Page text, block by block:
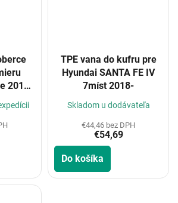
2018-
TPE vana do kufru pre
Hyundai SANTA FE IV
7míst 2018-
Skladom u dodávateľa
€44,46 bez DPH
€54,69
Do košíka